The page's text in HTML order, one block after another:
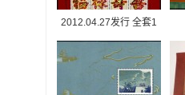
2012.04.27发行 全套1
版 发行量165万套。小
版张规格：148×166毫
米 齿孔度数：13度